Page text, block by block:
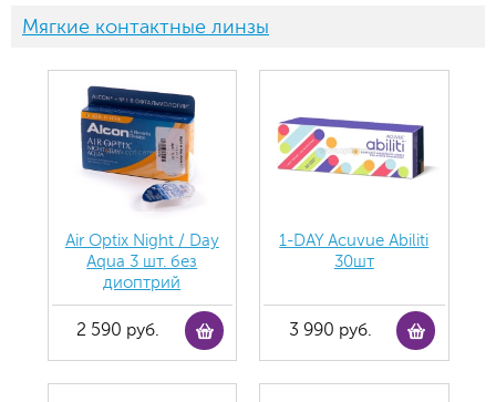
Мягкие контактные линзы
Air Optix Night / Day
Aqua 3 шт. без
диоптрий
2 590 руб.
1-DAY Acuvue Abiliti
30шт
3 990 руб.